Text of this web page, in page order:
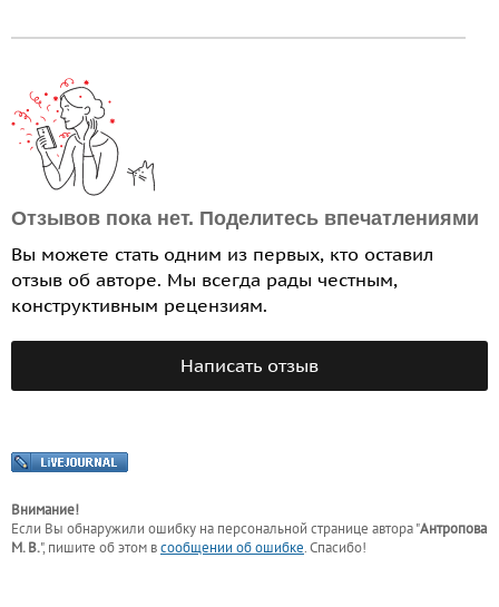
Отзывов пока нет. Поделитесь впечатлениями
Вы можете стать одним из первых, кто оставил
отзыв об авторе. Мы всегда рады честным,
конструктивным рецензиям.
Написать отзыв
Внимание!
Если Вы обнаружили ошибку на персональной странице автора "Антропова
М. В.", пишите об этом всообщении об ошибке. Спасибо!